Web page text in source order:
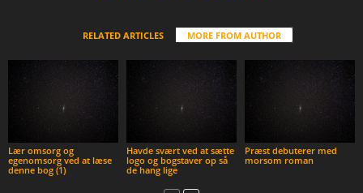
RELATED ARTICLES MORE FROM AUTHOR
Lær omsorg og
egenomsorg ved at læse
denne bog (1)
Havde svært ved at sætte
logo og bogstaver op så
de hang lige
Præst debuterer med
morsom roman